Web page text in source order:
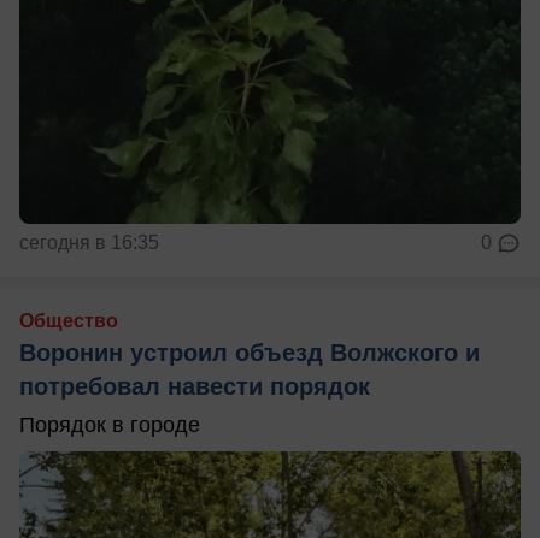
сегодня в 16:35 0
Общество
Воронин устроил объезд Волжского и
потребовал навести порядок
Порядок в городе